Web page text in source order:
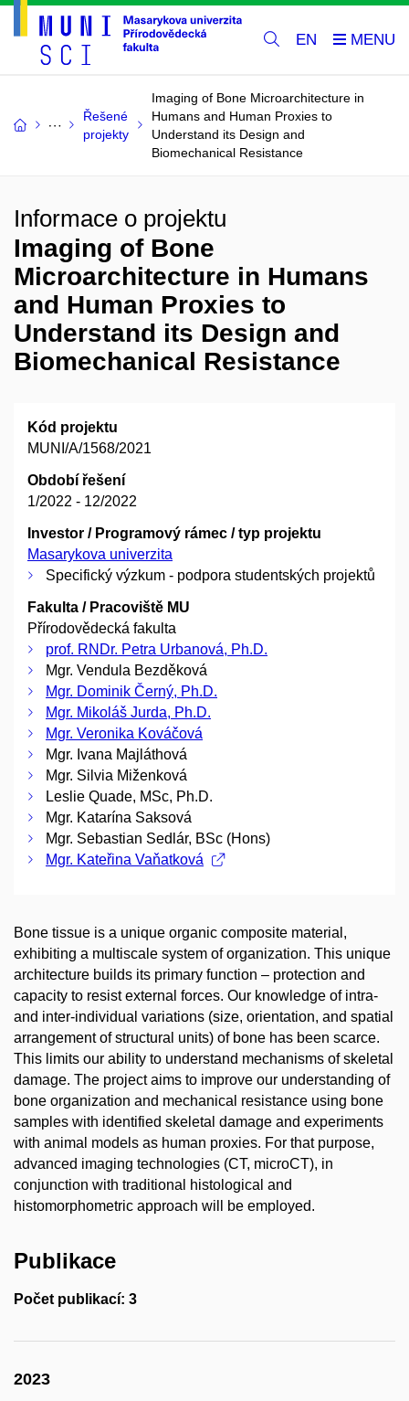
EN
Řešené
projekty
Imaging of Bone Microarchitecture in
Humans and Human Proxies to
Understand its Design and
Biomechanical Resistance
Informace o projektu
Imaging of Bone
Microarchitecture in Humans
and Human Proxies to
Understand its Design and
Biomechanical Resistance
Kód projektu
MUNI/A/1568/2021
Období řešení
1/2022 - 12/2022
Investor / Programový rámec / typ projektu
Masarykova univerzita
Specifický výzkum - podpora studentských projektů
Fakulta / Pracoviště MU
Přírodovědecká fakulta
prof. RNDr. Petra Urbanová, Ph.D.
Mgr. Vendula Bezděková
Mgr. Dominik Černý, Ph.D.
Mgr. Mikoláš Jurda, Ph.D.
Mgr. Veronika Kováčová
Mgr. Ivana Majláthová
Mgr. Silvia Miženková
Leslie Quade, MSc, Ph.D.
Mgr. Katarína Saksová
Mgr. Sebastian Sedlár, BSc (Hons)
Mgr. Kateřina Vaňatková
Bone tissue is a unique organic composite material,
exhibiting a multiscale system of organization. This unique
architecture builds its primary function – protection and
capacity to resist external forces. Our knowledge of intra-
and inter-individual variations (size, orientation, and spatial
arrangement of structural units) of bone has been scarce.
This limits our ability to understand mechanisms of skeletal
damage. The project aims to improve our understanding of
bone organization and mechanical resistance using bone
samples with identified skeletal damage and experiments
with animal models as human proxies. For that purpose,
advanced imaging technologies (CT, microCT), in
conjunction with traditional histological and
histomorphometric approach will be employed.
Publikace
Počet publikací: 3
2023